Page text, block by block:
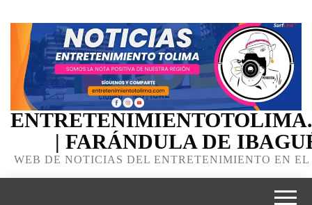
| FARÁNDULA DE
WEB DE NOTICIAS DEL ENTRETENIMIENTO EN